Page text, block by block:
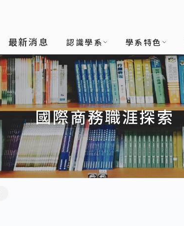
最新消息 認識學系 學系特色
國際商務職涯探索